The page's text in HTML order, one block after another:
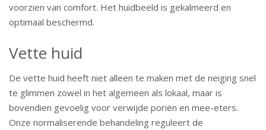
voorzien van comfort. Het huidbeeld is gekalmeerd en
optimaal beschermd.
Vette huid
De vette huid heeft niet alleen te maken met de neiging snel
te glimmen zowel in het algemeen als lokaal, maar is
bovendien gevoelig voor verwijde poriën en mee-eters.
Onze normaliserende behandeling reguleert de